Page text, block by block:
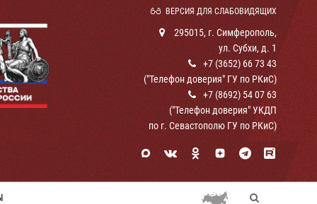
ВЕРСИЯ ДЛЯ СЛАБОВИДЯЩИХ
295015, г. Симферополь,
ул. Субхи, д. 1
+7 (3652) 66 73 43
("Телефон доверия" ГУ по РКиС)
+7 (8692) 54 07 63
("Телефон доверия" УКДП
по г. Севастополю ГУ по РКиС)